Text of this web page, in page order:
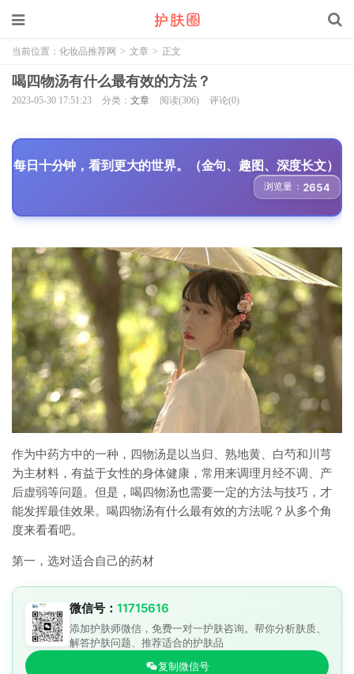
当前位置： 化妆品推荐网 > 文章 > 正文
喝四物汤有什么最有效的方法？
2023-05-30 17:51:23 分类： 文章 阅读(306) 评论(0)
每日十分钟，看到更大的世界。（金句、趣图、深度长文）
浏览量： 2654
作为中药方中的一种，四物汤是以当归、熟地黄、白芍和川芎
为主材料，有益于女性的身体健康，常用来调理月经不调、产
后虚弱等问题。但是，喝四物汤也需要一定的方法与技巧，才
能发挥最佳效果。喝四物汤有什么最有效的方法呢？从多个角
度来看看吧。
第一，选对适合自己的药材
微信号： 11715616
添加护肤师微信，免费一对一护肤咨询。帮你分析肤质、
解答护肤问题、推荐适合的护肤品
复制微信号